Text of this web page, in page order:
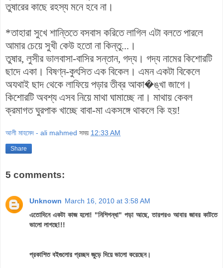
তুষারের কাছে রহস্য মনে হবে না।
*তাহারা সুখে শান্তিতে বসবাস করিতে লাগিল এটা বলতে পারলে
আমার চেয়ে সুখী কেউ হতো না কিন্তু...।
তুষার, লুসীর ভালবাসা-বাসির সন্তান, গদ্য। গদ্য নামের কিশোরটি
ছাদে একা। বিষণ্ন-কুৎসিত এক বিকেল। এমন একটা বিকেলে
অযথাই ছাদ থেকে লাফিয়ে পড়ার তীব্র আকা�ঙ্খা জাগে।
কিশোরটি অবশ্য এসব নিয়ে মাথা ঘামাচ্ছে না। মাথায় কেবল
ক্রমাগত ঘুরপাক খাচ্ছে বাবা-মা একসঙ্গে থাকলে কি হয়!
আলী মাহমেদ - ali mahmed সময় 12:33 AM
Share
5 comments:
Unknown March 16, 2010 at 3:58 AM
এতোদিনে একটা কাজ হলো! "নিশিগন্ধা" পড়া আছে, তারপরও আবার জাবর কাটতে
ভালো লাগছে!!!
প্রকাশিত বইগুলোর প্রচ্ছদ জুড়ে দিয়ে ভালো করেছেন।